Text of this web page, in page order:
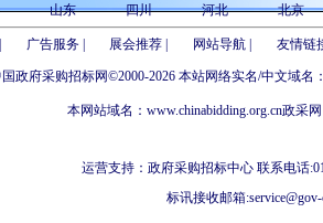
资监理有限 中国石化国际事业有
限公司
江西省机电设备招
标公司
山东 四川 河北 北京
广告服务 展会推荐 网站导航| 友情链
政府采购招标网©2000-2026 本站网络实名/中文域名
本网站域名：www.chinabidding.org.cn政采网
运营支持： 政府采购招标中心 联系电话
标讯接收邮箱: